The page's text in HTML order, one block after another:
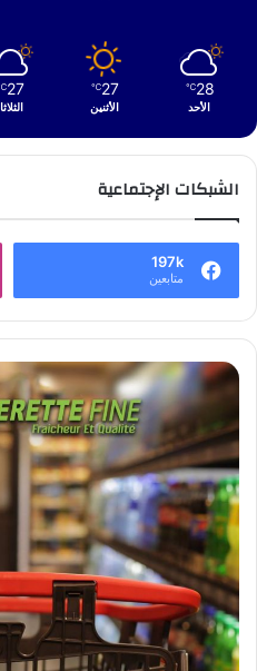
28
℃
الأحد
27
℃
الأثنين
27
الشبكات الإجتماعية
197k
متابعين